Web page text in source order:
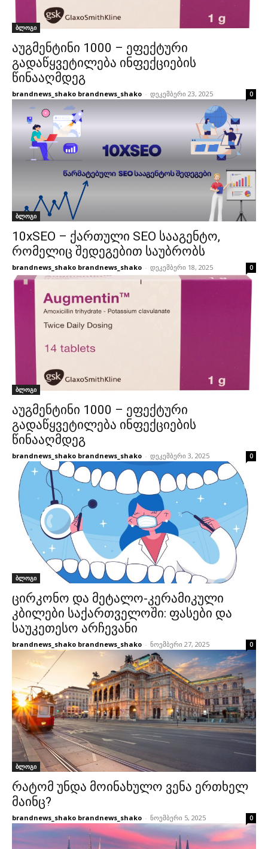
ბლოგი
აუგმენტინი 1000 – ეფექტური
გადაწყვეტილება ინფექციების
წინააღმდეგ
brandnews_shako brandnews_shako - დეკემბერი 23, 2025 0
ბლოგი
10xSEO – ქართული SEO სააგენტო,
რომელიც შედეგებით საუბრობს
brandnews_shako brandnews_shako - დეკემბერი 18, 2025 0
ბლოგი
აუგმენტინი 1000 – ეფექტური
გადაწყვეტილება ინფექციების
წინააღმდეგ
brandnews_shako brandnews_shako - დეკემბერი 3, 2025 0
ბლოგი
ცირკონო და მეტალო-კერამიკული
კბილები საქართველოში: ფასები და
საუკეთესო არჩევანი
brandnews_shako brandnews_shako - ნოემბერი 27, 2025 0
ბლოგი
რატომ უნდა მოინახულო ვენა ერთხელ
მაინც?
brandnews_shako brandnews_shako - ნოემბერი 5, 2025 0